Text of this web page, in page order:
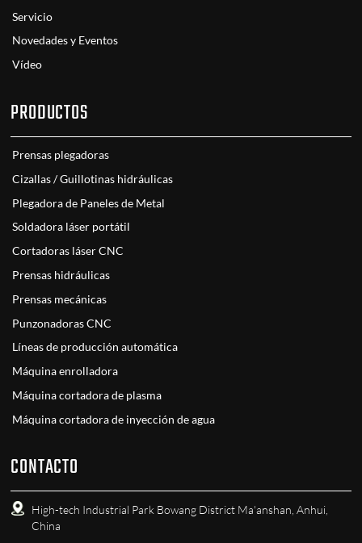
Servicio
Novedades y Eventos
Vídeo
PRODUCTOS
Prensas plegadoras
Cizallas / Guillotinas hidráulicas
Plegadora de Paneles de Metal
Soldadora láser portátil
Cortadoras láser CNC
Prensas hidráulicas
Prensas mecánicas
Punzonadoras CNC
Líneas de producción automática
Máquina enrolladora
Máquina cortadora de plasma
Máquina cortadora de inyección de agua
CONTACTO
High-tech Industrial Park Bowang District Ma'anshan, Anhui,
China